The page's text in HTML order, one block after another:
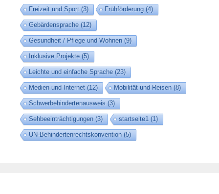
Freizeit und Sport (3) Frühförderung (4)
Gebärdensprache (12)
Gesundheit / Pflege und Wohnen (9)
Inklusive Projekte (5)
Leichte und einfache Sprache (23)
Medien und Internet (12) Mobilität und Reisen (8)
Schwerbehindertenausweis (3)
Sehbeeinträchtigungen (3) startseite1 (1)
UN-Behindertenrechtskonvention (5)